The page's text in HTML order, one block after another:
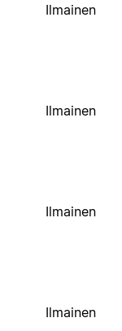
Ilmainen
Ilmainen
Ilmainen
Ilmainen